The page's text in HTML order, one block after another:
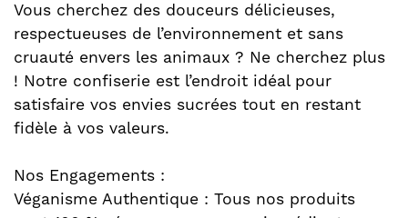
Vous cherchez des douceurs délicieuses,
respectueuses de l’environnement et sans
cruauté envers les animaux ? Ne cherchez plus
! Notre confiserie est l’endroit idéal pour
satisfaire vos envies sucrées tout en restant
fidèle à vos valeurs.
Nos Engagements :
Véganisme Authentique : Tous nos produits